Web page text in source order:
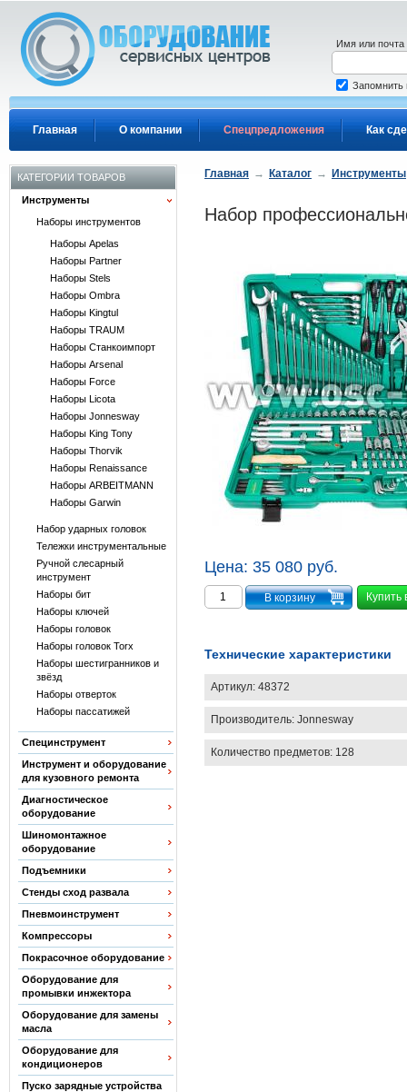
Главная О компании Спецпредложения Как
Имя или почта
Запомнить
КАТЕГОРИИ ТОВАРОВ
Инструменты
Наборы инструментов
Наборы Apelas
Наборы Partner
Наборы Stels
Наборы Ombra
Наборы Kingtul
Наборы TRAUM
Наборы Станкоимпорт
Наборы Arsenal
Наборы Force
Наборы Licota
Наборы Jonnesway
Наборы King Tony
Наборы Thorvik
Наборы Renaissance
Наборы ARBEITMANN
Наборы Garwin
Набор ударных головок
Тележки инструментальные
Ручной слесарный
инструмент
Наборы бит
Наборы ключей
Наборы головок
Наборы головок Torx
Наборы шестигранников и
звёзд
Наборы отверток
Наборы пассатижей
Специнструмент
Инструмент и оборудование
для кузовного ремонта
Диагностическое
оборудование
Шиномонтажное
оборудование
Подъемники
Стенды сход развала
Пневмоинструмент
Компрессоры
Покрасочное оборудование
Оборудование для
промывки инжектора
Оборудование для замены
масла
Оборудование для
кондиционеров
Пуско зарядные устройства
Главная → Каталог → Инструменты
Набор
Цена: 35 080 руб.
Купить
Технические характеристики
Артикул: 48372
Производитель: Jonnesway
Количество предметов: 128